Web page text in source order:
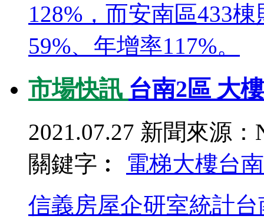
128%，而安南區433
59%、年增率117%。
市場快訊 台南2區 大
2021.07.27 新聞來源：
關鍵字︰ 電梯大樓台南
信義房屋企研室統計